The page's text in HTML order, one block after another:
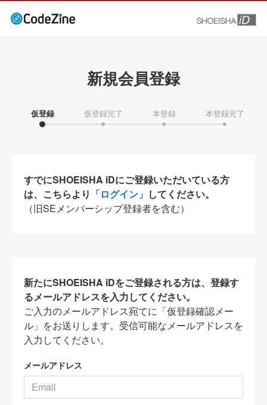
新規会員登録
仮登録 仮登録完了 本登録 本登録完了
すでにSHOEISHA iDにご登録いただいている方
は、こちらより 「ログイン」 してください。
（旧SEメンバーシップ登録者を含む）
新たにSHOEISHA iDをご登録される方は、登録す
るメールアドレスを入力してください。
ご入力のメールアドレス宛てに「仮登録確認メー
ル」をお送りします。受信可能なメールアドレスを
入力してください。
メールアドレス